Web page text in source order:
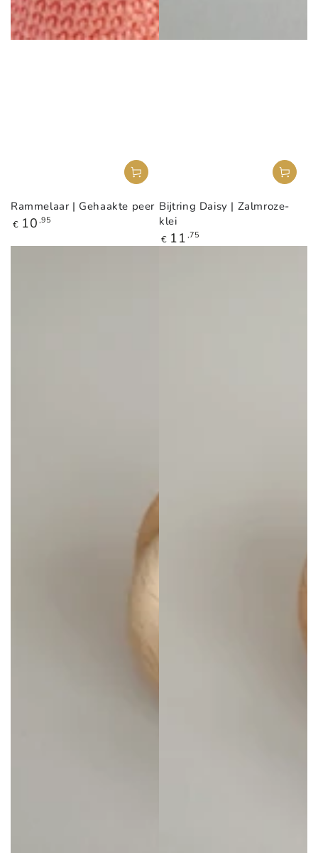
Rammelaar | Gehaakte peer
Reguliere
€ 10 ,95
Bijtring Daisy | Zalmroze-
klei
Reguliere
prijs
€ 11 ,75